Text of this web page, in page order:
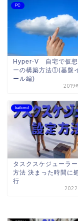
PC
Hyper-V 自宅で仮想
ーの構築方法①(基盤
ール編)
2019
bat/cmd
タスクスケジューラ
方法 決まった時間に
行
2022